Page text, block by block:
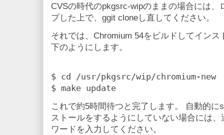
CVSの時代のpkgsrc-wipのままの場合には
プした上で、ggit cloneし直してください。
それでは、Chromium 54をビルドしてイン
下のようにします。
$ cd /usr/pkgsrc/wip/chromium-new
これで約5時間待つと完了します。 自動的
ストールをするようにしていない場合には
ワードを入力してください。